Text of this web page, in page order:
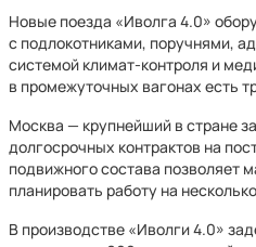
Новые поезда «Иволга 4.0»
с подлокотниками, поручнями,
системой климат-контроля и
в промежуточных вагонах есть
Москва — крупнейший в стране
долгосрочных контрактов на
подвижного состава позволяет
планировать работу на
В производстве «Иволги 4.0»